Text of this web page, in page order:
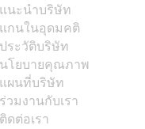
แนะนำบริษัท
แกนในอุดมคติ
ประวัติบริษัท
นโยบายคุณภาพ
แผนที่บริษัท
ร่วมงานกับเรา
ติดต่อเรา